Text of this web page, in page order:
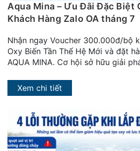
Aqua Mina – Ưu Đãi Đặc Biệt
Khách Hàng Zalo OA tháng 7
Nhận ngay Voucher 300.000đ/bộ
Oxy Biến Tần Thế Hệ Mới và đặt
AQUA MINA. Cơ hội sở hữu giải
Xem chi tiết